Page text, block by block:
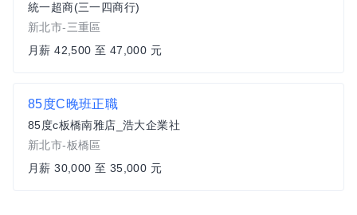
統一超商(三一四商行)
新北市-三重區
月薪 42,500 至 47,000 元
85度C晚班正職
85度c板橋南雅店_浩大企業社
新北市-板橋區
月薪 30,000 至 35,000 元